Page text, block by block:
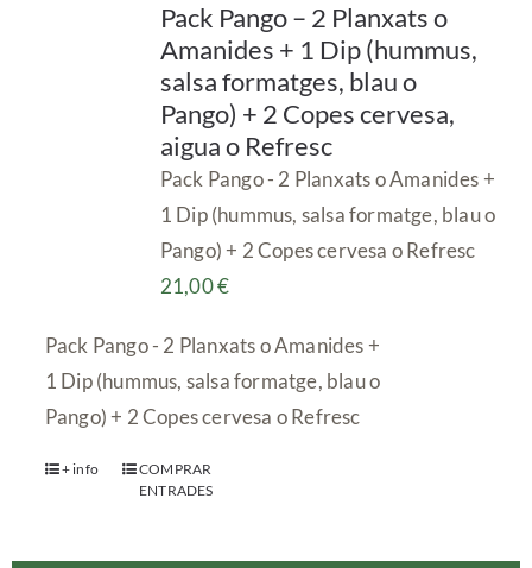
Pack Pango – 2 Planxats o
Amanides + 1 Dip (hummus,
salsa formatges, blau o
Pango) + 2 Copes cervesa,
aigua o Refresc
Pack Pango - 2 Planxats o Amanides +
1 Dip (hummus, salsa formatge, blau o
Pango) + 2 Copes cervesa o Refresc
21,00€
Pack Pango - 2 Planxats o Amanides +
1 Dip (hummus, salsa formatge, blau o
Pango) + 2 Copes cervesa o Refresc
+ info
COMPRAR
ENTRADES